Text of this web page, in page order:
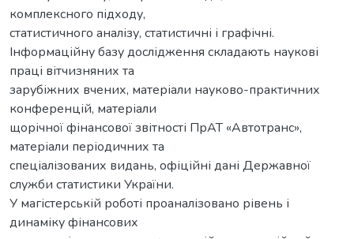
комплексного підходу,
статистичного аналізу, статистичні і графічні.
Інформаційну базу дослідження складають наукові
праці вітчизняних та
зарубіжних вчених, матеріали науково-практичних
конференцій, матеріали
щорічної фінансової звітності ПрАТ «Автотранс»,
матеріали періодичних та
спеціалізованих видань, офіційні дані Державної
служби статистики України.
У магістерській роботі проаналізовано рівень і
динаміку фінансових